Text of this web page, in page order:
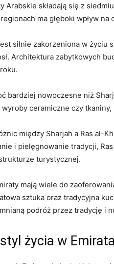
Arabskie składają się z
ma​ głęboki wpływ
silnie zakorzeniona w‍ życiu
Architektura zabytkowych
bardziej nowoczesne niż
wyroby ceramiczne czy
między Sharjah a Ras al-
i pielęgnowanie tradycji,
turystycznej.
mają wiele do
sztuka oraz ‍tradycyjna
podróż przez tradycję i
życia w